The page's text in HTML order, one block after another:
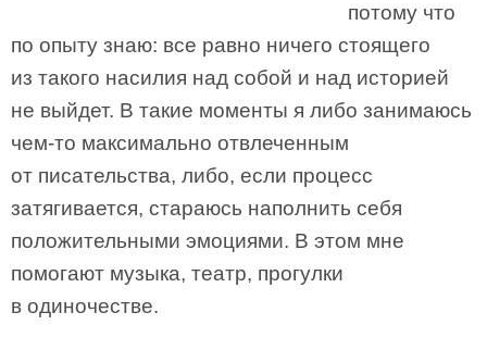
потому что
по опыту знаю: все равно ничего стоящего
из такого насилия над собой и над историей
не выйдет. В такие моменты я либо занимаюсь
чем-то максимально отвлеченным
от писательства, либо, если процесс
затягивается, стараюсь наполнить себя
положительными эмоциями. В этом мне
помогают музыка, театр, прогулки
в одиночестве.